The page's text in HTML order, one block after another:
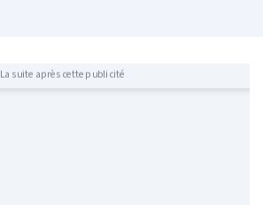
La suite après cette publicité